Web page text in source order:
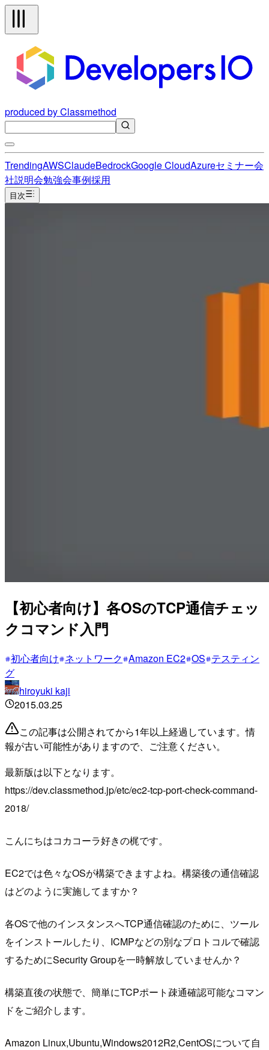
produced by Classmethod
TrendingAWSClaudeBedrockGoogle CloudAzureセミナー会
社説明会勉強会事例採用
目次
【初心者向け】各OSのTCP通信チェッ
クコマンド入門
初心者向け ネットワーク Amazon EC2 OS テスティン
グ
hiroyuki kaji
2015.03.25
この記事は公開されてから1年以上経過しています。情
報が古い可能性がありますので、ご注意ください。
最新版は以下となります。
https://dev.classmethod.jp/etc/ec2-tcp-port-check-command-
2018/
こんにちはコカコーラ好きの梶です。
EC2では色々なOSが構築できますよね。構築後の通信確認
はどのように実施してますか？
各OSで他のインスタンスへTCP通信確認のために、ツール
をインストールしたり、ICMPなどの別なプロトコルで確認
するためにSecurity Groupを一時解放していませんか？
構築直後の状態で、簡単にTCPポート疎通確認可能なコマン
ドをご紹介します。
Amazon Linux,Ubuntu,Windows2012R2,CentOSについて自